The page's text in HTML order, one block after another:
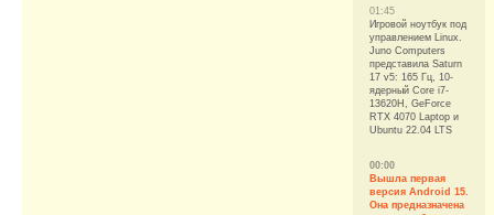
01:45
Игровой ноутбук под
управлением Linux.
Juno Computers
представила Saturn
17 v5: 165 Гц, 10-
ядерный Core i7-
13620H, GeForce
RTX 4070 Laptop и
Ubuntu 22.04 LTS
00:00
Вышла первая
версия Android 15.
Она предназначена